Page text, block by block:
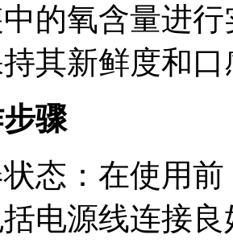
的氧含量进
其新鲜度和口
骤
态：在使用
电源线连接